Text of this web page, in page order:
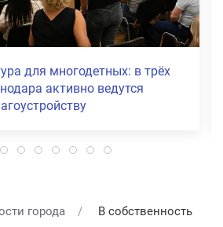
В Прикубанском и Карасунском
Краснодара объявили режим ЧС
атаки БПЛА
города
В собственность